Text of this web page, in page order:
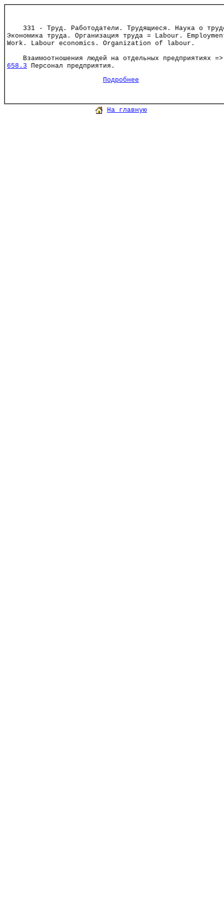
331 - Труд. Работодатели. Трудящиеся. Наука о
Экономика труда. Организация труда = Labour.
Work. Labour economics. Organization of labour.
Взаимоотношения людей на отдельных предприятиях =>
658.3 Персонал предприятия.
Подробнее
На главную